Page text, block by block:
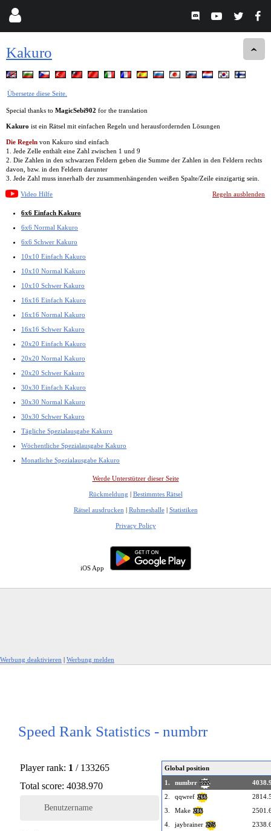
Kakuro
Übersetze diese Seite.
Special thanks to MagicSebi902 for the translation
Kakuro ist ein Rätsel mit einfachen Regeln und herausfordernden Lösungen
Die Regeln von Kakuro sind einfach
1. Jede Zelle enthält eine Zahl zwischen 1 und 9
2. Die Zahlen in den schwarzen Feldern geben die Summe der Zahlen in den Feldern rechts
davon, bzw. in den Feldern darunter
3. Jede Zahl muss innerhalb der zusammenhängenden weißen Spalte/Zeile einzigartig sein.
Video Hilfe Regeln ausblenden
6x6 Einfach Kakuro
6x6 Normal Kakuro
6x6 Schwer Kakuro
10x10 Einfach Kakuro
10x10 Normal Kakuro
10x10 Schwer Kakuro
16x16 Einfach Kakuro
16x16 Normal Kakuro
16x16 Schwer Kakuro
20x20 Einfach Kakuro
20x20 Normal Kakuro
20x20 Schwer Kakuro
30x30 Einfach Kakuro
30x30 Normal Kakuro
30x30 Schwer Kakuro
Tägliche Spezialausgabe Kakuro
Wöchentliche Spezialausgabe Kakuro
Monatliche Spezialausgabe Kakuro
Werde Unterstützer dieser Seite
Rückmeldung | Bestimmtes Rätsel
Rätsel ausdrucken | Ruhmeshalle| Statistiken
Privacy Policy
iOS App
Werbung deaktivieren | Werbung melden
Speed Rank Statistics - numbrr
Player rank: 1 / 133265
Total score: 4038.970
Benutzername
Global position
1.
numbrr 322
2.
qqwref 266
3.
Make 286
4.
jaybrainer 275